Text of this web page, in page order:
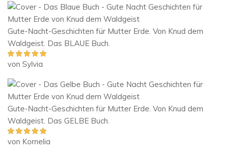
Gute-Nacht-Geschichten für Mutter Erde. Von Knud dem
Waldgeist. Das BLAUE Buch.
Bewertet mit
von Sylvia
Gute-Nacht-Geschichten für Mutter Erde. Von Knud dem
Waldgeist. Das GELBE Buch.
Bewertet mit
von Kornelia